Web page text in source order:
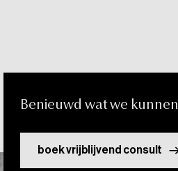
Benieuwd wat we kunnen
boek vrijblijvend consult